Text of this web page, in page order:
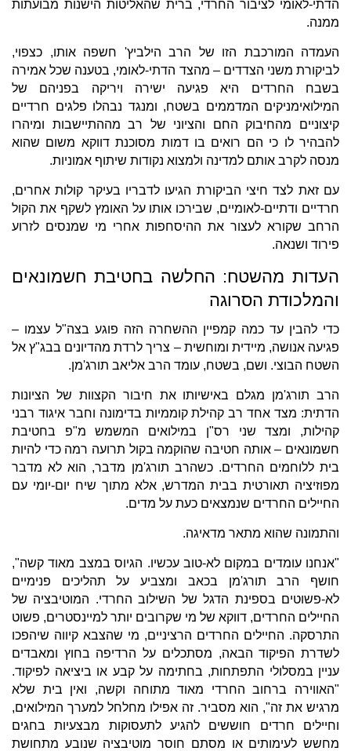
הדתי-לאומי לציבור החרדי, ברית שהאליטות הישנות מבועתות
ממנה.
העמדה המורכבת הזו של הרב הילביץ' חשפה אותו, כצפוי,
לביקורת משני הצדדים – מהצד הדתי-לאומי, בטענה שכל אמירה
בשבח החרדים היא פגיעה ישירה ויריקה בפניהם של
המילואימניקים המדממים בשטח, ומנגד נבהלו פלגים חרדיים
קיצוניים מהחיבוק החם והציוני של רב מההתיישבות ומיהרו
להבהיר לו כי הם רואים בו דמות מסוכנת דווקא משום שהוא
מנסה לקרב אותם למדינה ולמצוא נקודות שיתוף אמוניות.
עם זאת לצד חיצי הביקורת הגיעו לדבריו בעיקר קולות אחרים,
חרדיים ודתיים-לאומיים, שבירכו אותו על האומץ לשקף את הקול
הרחב שקורא לעצור את ההיסחפות אחרי מי שמנסים לזרוע
פירוד ושנאה.
העדות מהשטח: החלשה בחטיבת חשמונאים
והמלכודת הסרוגה
כדי להבין עד כמה קמפיין ההשחרה הזה פוגע בצה"ל עצמו –
פגיעה אנושה, מיידית ומוחשית – צריך לרדת מהדיונים בבג"ץ אל
השטח הבוצי. ושם, בשטח, עומד הרב אליאב תורג'מן.
הרב תורג'מן מגלם באישיותו את חיבור הקצוות של הציונות
הדתית: מצד אחד רב קהילת קוממיות בדימונה וחבר איגוד רבני
קהילות, ומצד שני רס"ן במילואים המשמש מ"פ בחטיבת
חשמונאים – אותה חטיבה שהוקמה בקול תרועה רמה כדי להיות
בית ללוחמים החרדים. כשהרב תורג'מן מדבר, הוא לא מדבר
מפוזיציה תאורטית בבית המדרש, אלא מתוך שיח יום-יומי עם
החיילים החרדים שנמצאים כעת על מדים.
והתמונה שהוא מתאר מדאיגה.
"אנחנו עומדים במקום לא-טוב עכשיו. הגיוס במצב מאוד קשה",
חושף הרב תורג'מן בכאב ומצביע על תהליכים פנימיים
לא-פשוטים בספינת הדגל של השילוב החרדי. המוטיבציה של
החיילים החרדים, דווקא של מי שקרובים יותר למיינסטרים, פשוט
התרסקה. החיילים החרדים הרציניים, מי שהצבא קיווה שיהפכו
לשדרת הפיקוד הבאה, מסתכלים על הרדיפה בחוץ ומאבדים
עניין במסלולי התפתחות, בחתימה על קבע או ביציאה לפיקוד.
"האווירה ברחוב החרדי מאוד מתוחה וקשה, ואין בית שלא
מרגיש את זה", הוא מסביר. זה אפילו מחלחל למערך המילואים,
וחיילים חרדים חוששים להגיע לתעסוקות מבצעיות בחגים
מחשש לעימותים או מסתם חוסר מוטיבציה שנובע מתחושת